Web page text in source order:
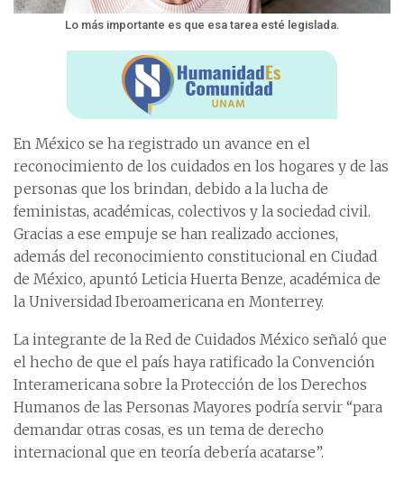
Lo más importante es que esa tarea esté legislada.
En México se ha registrado un avance en el
reconocimiento de los cuidados en los hogares y de las
personas que los brindan, debido a la lucha de
feministas, académicas, colectivos y la sociedad civil.
Gracias a ese empuje se han realizado acciones,
además del reconocimiento constitucional en Ciudad
de México, apuntó Leticia Huerta Benze, académica de
la Universidad Iberoamericana en Monterrey.
La integrante de la Red de Cuidados México señaló que
el hecho de que el país haya ratificado la Convención
Interamericana sobre la Protección de los Derechos
Humanos de las Personas Mayores podría servir “para
demandar otras cosas, es un tema de derecho
internacional que en teoría debería acatarse”.